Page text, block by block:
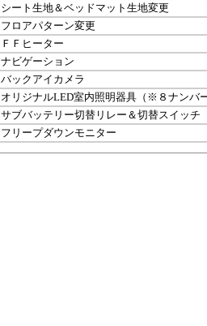
シート生地＆ベッドマット生地変更
フロアパターン変更
ＦＦヒーター
ナビゲーション
バックアイカメラ
オリジナルLED室内照明器具（※８ナンバ
サブバッテリー切替リレー＆切替スイッチ
フリープダウンモニター